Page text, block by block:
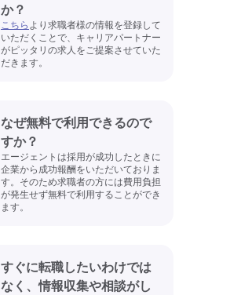
か？
こちらより求職者様の情報を登録して
いただくことで、キャリアパートナー
がピッタリの求人をご提案させていた
だきます。
なぜ無料で利用できるので
すか？
エージェントは採用が成功したときに
企業から成功報酬をいただいておりま
す。そのため求職者の方には費用負担
が発生せず無料で利用することができ
ます。
すぐに転職したいわけでは
なく、情報収集や相談がし